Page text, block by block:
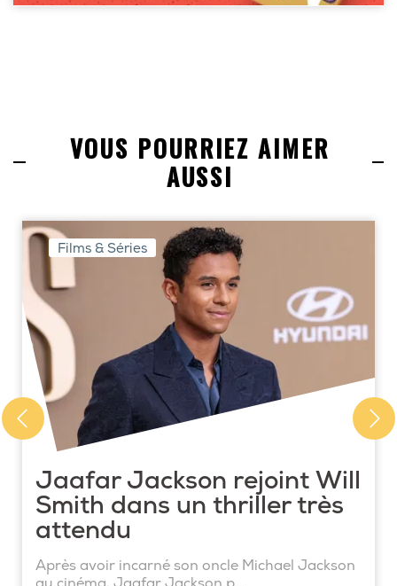
VOUS POURRIEZ AIMER
AUSSI
Films & Séries
Jaafar Jackson rejoint Will
Smith dans un thriller très
attendu
Après avoir incarné son oncle Michael Jackson